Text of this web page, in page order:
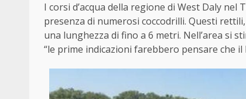
I corsi d’acqua della regione di West Daly
presenza di numerosi coccodrilli. Questi
una lunghezza di fino a 6 metri. Nell’area si
“le prime indicazioni farebbero pensare che